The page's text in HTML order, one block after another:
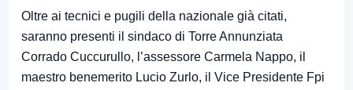
Oltre ai tecnici e pugili della nazionale già citati,
saranno presenti il sindaco di Torre Annunziata
Corrado Cuccurullo, l’assessore Carmela Nappo, il
maestro benemerito Lucio Zurlo, il Vice Presidente Fpi